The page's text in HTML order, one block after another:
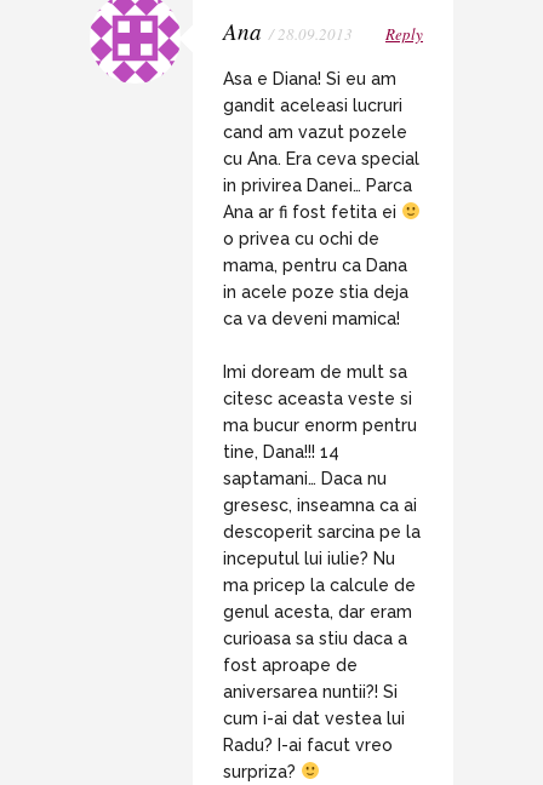
Ana / 28.09.2013 Reply
Asa e Diana! Si eu am
gandit aceleasi lucruri
cand am vazut pozele
cu Ana. Era ceva special
in privirea Danei… Parca
Ana ar fi fost fetita ei
o privea cu ochi de
mama, pentru ca Dana
in acele poze stia deja
ca va deveni mamica!
Imi doream de mult sa
citesc aceasta veste si
ma bucur enorm pentru
tine, Dana!!! 14
saptamani… Daca nu
gresesc, inseamna ca ai
descoperit sarcina pe la
inceputul lui iulie? Nu
ma pricep la calcule de
genul acesta, dar eram
curioasa sa stiu daca a
fost aproape de
aniversarea nuntii?! Si
cum i-ai dat vestea lui
Radu? I-ai facut vreo
surpriza?